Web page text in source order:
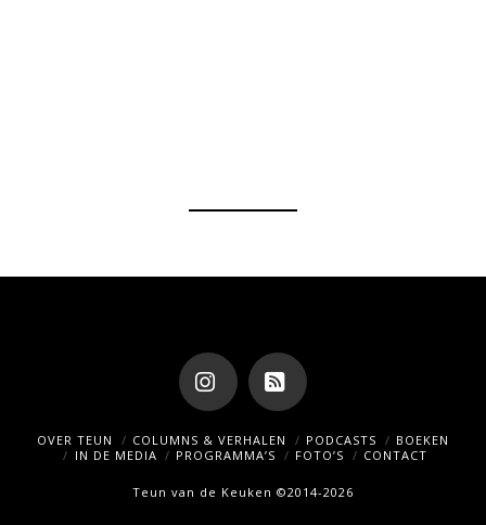
Instagram
RSS
OVER TEUN COLUMNS & VERHALEN PODCASTS
BOEKEN
IN DE MEDIA
PROGRAMMA’S FOTO’S CONTACT
Teun van de Keuken ©2014-2026